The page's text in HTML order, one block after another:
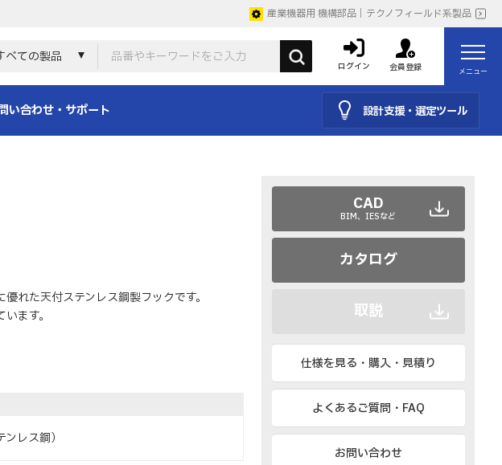
産業機器用 機構部品｜テクノフィールド系製品
べての製品
ログイン 会員登録 メニュー
い合わせ・サポート 設計支援・選定ツール
れた天付ステンレス鋼製フックです。
ます。
レス鋼）
CAD
BIM、IESなど
カタログ
取説
仕様を見る・購入・見積り
よくあるご質問・FAQ
お問い合わせ